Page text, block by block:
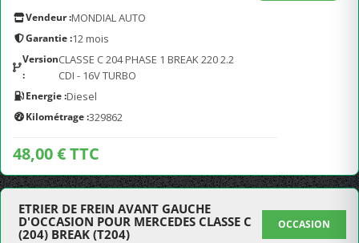
Vendeur :MONDIAL AUTO
Garantie :12 mois
Version
:
CLASSE C 204 PHASE 1 BREAK 220 2.2
CDI - 16V TURBO
Energie :Diesel
Kilométrage :329862
48,00 € TTC
ETRIER DE FREIN AVANT GAUCHE
D'OCCASION POUR MERCEDES CLASSE C
(204) BREAK (T204)
OCCASION